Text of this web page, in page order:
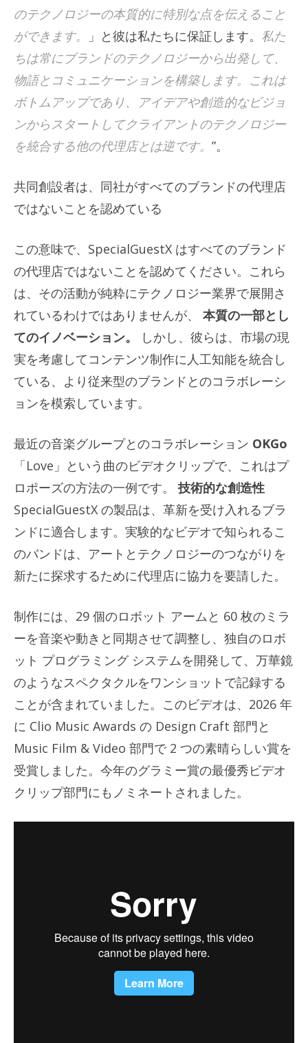
のテクノロジーの本質的に特別な点を伝えること
ができます。
」と彼は私たちに保証します。 私た
ちは常にブランドのテクノロジーから出発して、
物語とコミュニケーションを構築します。これは
ボトムアップであり、アイデアや創造的なビジョ
ンからスタートしてクライアントのテクノロジー
を統合する他の代理店とは逆です。 ”。
共同創設者は、同社がすべてのブランドの代理店
ではないことを認めている
この意味で、SpecialGuestX はすべてのブランド
の代理店ではないことを認めてください。これら
は、その活動が純粋にテクノロジー業界で展開さ
れているわけではありませんが、 本質の一部とし
てのイノベーション。
しかし、彼らは、市場の現
実を考慮してコンテンツ制作に人工知能を統合し
ている、より従来型のブランドとのコラボレーシ
ョンを模索しています。
最近の音楽グループとのコラボレーション OKGo
「Love」という曲のビデオクリップで、これはプ
ロポーズの方法の一例です。 技術的な創造性
SpecialGuestX の製品は、革新を受け入れるブラ
ンドに適合します。実験的なビデオで知られるこ
のバンドは、アートとテクノロジーのつながりを
新たに探求するために代理店に協力を要請した。
制作には、29 個のロボット アームと 60 枚のミラ
ーを音楽や動きと同期させて調整し、独自のロボ
ット プログラミング システムを開発して、万華鏡
のようなスペクタクルをワンショットで記録する
ことが含まれていました。このビデオは、2026 年
に Clio Music Awards の Design Craft 部門と
Music Film & Video 部門で 2 つの素晴らしい賞を
受賞しました。今年のグラミー賞の最優秀ビデオ
クリップ部門にもノミネートされました。